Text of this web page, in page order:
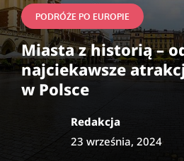
PODRÓŻE PO EUROPIE
Miasta z historią –
najciekawsze
w Polsce
Redakcja
23 września, 2024